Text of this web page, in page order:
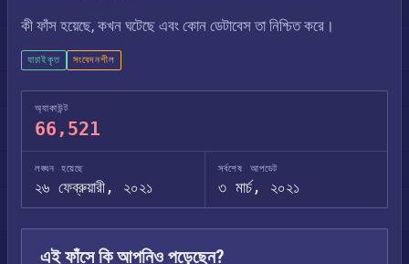
কী ফাঁস হয়েছে, কখন ঘটেছে এবং কোন ডেটাবেস তা নিশ্চিত করে।
যাচাইকৃত সংবেদনশীল
অ্যাকাউন্ট
66,521
লঙ্ঘন হয়েছে
২৬ ফেব্রুয়ারী, ২০২১
সর্বশেষ আপডেট
৩ মার্চ, ২০২১
এই ফাঁসে কি আপনিও পড়েছেন?